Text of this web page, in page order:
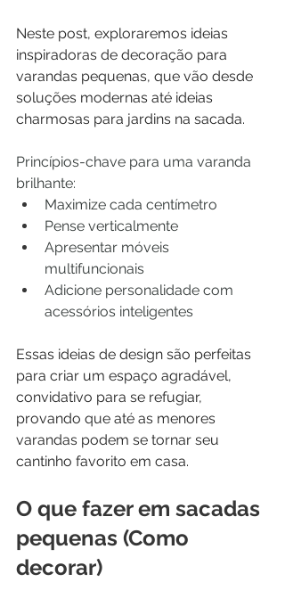
Neste post, exploraremos ideias
inspiradoras de decoração para
varandas pequenas, que vão desde
soluções modernas até ideias
charmosas para jardins na sacada.
Princípios-chave para uma varanda
brilhante:
Maximize cada centímetro
Pense verticalmente
Apresentar móveis
multifuncionais
Adicione personalidade com
acessórios inteligentes
Essas ideias de design são perfeitas
para criar um espaço agradável,
convidativo para se refugiar,
provando que até as menores
varandas podem se tornar seu
cantinho favorito em casa.
O que fazer em sacadas
pequenas (Como
decorar)